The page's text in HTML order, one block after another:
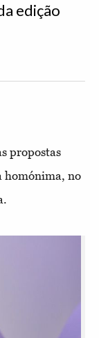
edição
propostas
homónima, no